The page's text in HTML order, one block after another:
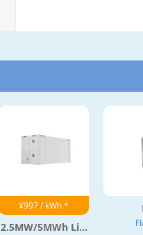
¥997 / kWh *
2.5MW/5MWh Li...